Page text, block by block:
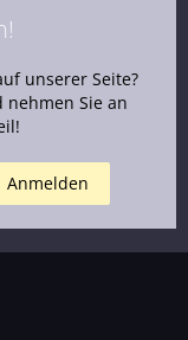
unserer Seite?
Sie an
Anmelden